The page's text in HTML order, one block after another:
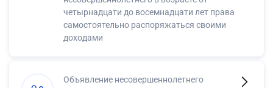
четырнадцати до восемнадцати лет права
самостоятельно распоряжаться своими
доходами
Объявление несовершеннолетнего